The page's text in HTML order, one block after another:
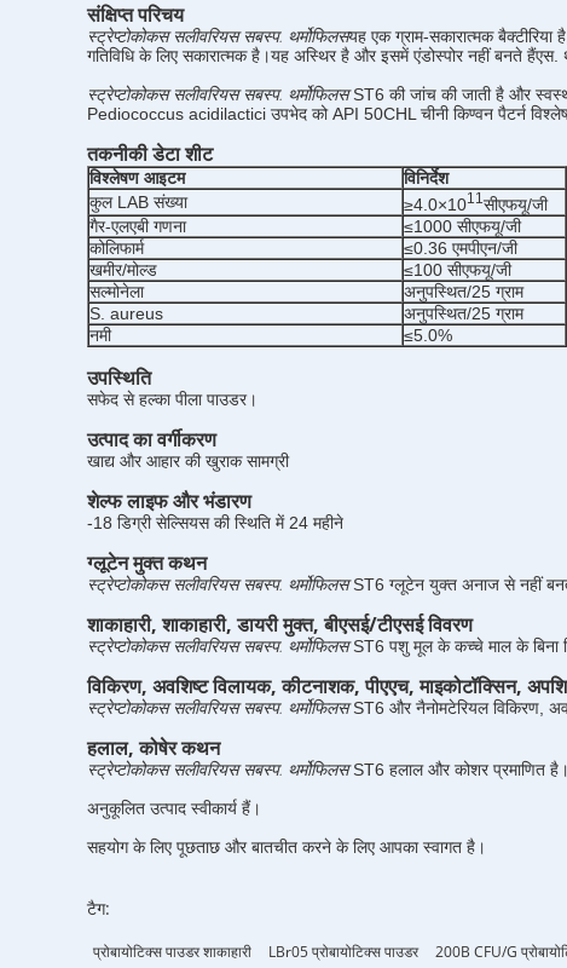
संक्षिप्त परिचय
स्ट्रेप्टोकोकस सलीवरियस सबस्प. थर्मोफिलसयह एक ग्राम-सकारात्मक
गतिविधि के लिए सकारात्मक है।यह अस्थिर है और इसमें एंडोस्पोर नहीं बनते हैंएस.
स्ट्रेप्टोकोकस सलीवरियस सबस्प. थर्मोफिलस ST6 की जांच की जाती है और
Pediococcus acidilactici उपभेद को API 50CHL चीनी किण्वन पैटर्न
तकनीकी डेटा शीट
विश्लेषण आइटम
विनिर्देश
कुल LAB संख्या
≥4.0×1011 सीएफयू/जी
गैर-एलएबी गणना
≤1000 सीएफयू/जी
कोलिफार्म
≤0.36 एमपीएन/जी
खमीर/मोल्ड
≤100 सीएफयू/जी
सल्मोनेला
अनुपस्थित/25 ग्राम
S. aureus
अनुपस्थित/25 ग्राम
नमी
≤5.0%
उपस्थिति
सफेद से हल्का पीला पाउडर।
उत्पाद का वर्गीकरण
खाद्य और आहार की खुराक सामग्री
शेल्फ लाइफ और भंडारण
-18 डिग्री सेल्सियस की स्थिति में 24 महीने
ग्लूटेन मुक्त कथन
स्ट्रेप्टोकोकस सलीवरियस सबस्प. थर्मोफिलस ST6 ग्लूटेन युक्त अनाज से नहीं
शाकाहारी, शाकाहारी, डायरी मुक्त, बीएसई/टीएसई विवरण
स्ट्रेप्टोकोकस सलीवरियस सबस्प. थर्मोफिलस ST6 पशु मूल के कच्चे माल के बिना
विकिरण, अवशिष्ट विलायक, कीटनाशक, पीएएच, माइकोटॉक्सिन,
स्ट्रेप्टोकोकस सलीवरियस सबस्प. थर्मोफिलस ST6 और नैनोमटेरियल विकिरण,
हलाल, कोषेर कथन
स्ट्रेप्टोकोकस सलीवरियस सबस्प. थर्मोफिलस ST6 हलाल और कोशर प्रमाणित है।
अनुकूलित उत्पाद स्वीकार्य हैं।
सहयोग के लिए पूछताछ और बातचीत करने के लिए आपका स्वागत है।
टैग:
प्रोबायोटिक्स पाउडर शाकाहारी LBr05 प्रोबायोटिक्स पाउडर 200B CFU/g